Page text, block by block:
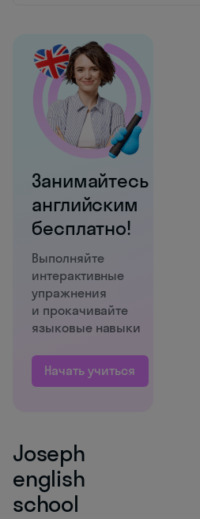
Занимайтесь
английским
бесплатно!
Выполняйте
интерактивные
упражнения
и прокачивайте
языковые навыки
Начать учиться
Joseph
english
school